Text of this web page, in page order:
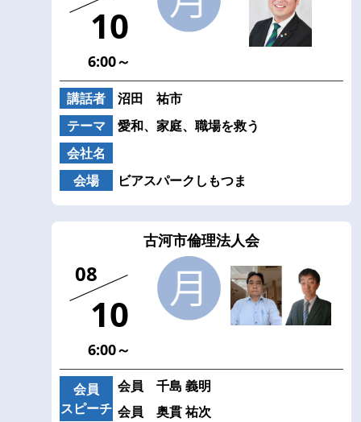
10
6:00～
講話者
沼田 祐市
テーマ
愛和、家庭、職場を救う
会社名
会場
ビアスパークしもつま
古河市倫理法人会
08
10
6:00～
会員
スピーチ
会員 千島 義明
会員 奥貫 祐次